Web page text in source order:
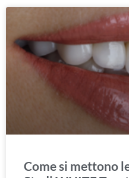
Come si mettono